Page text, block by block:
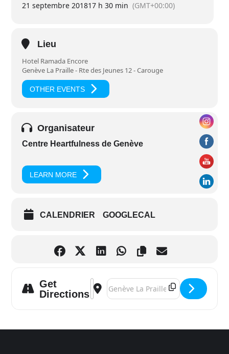
21 septembre 201817 h 30 min (GMT+00:00)
Lieu
Hotel Ramada Encore
Genève La Praille - Rte des Jeunes 12 - Carouge
OTHER EVENTS
Organisateur
Centre Heartfulness de Genève
LEARN MORE
CALENDRIER GOOGLECAL
Get
Directions
Address - Heartfulness au Salon
Destination Address -